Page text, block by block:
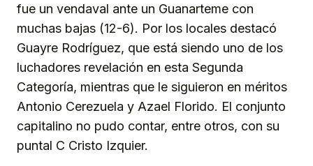
fue un vendaval ante un Guanarteme con
muchas bajas (12-6). Por los locales destacó
Guayre Rodríguez, que está siendo uno de los
luchadores revelación en esta Segunda
Categoría, mientras que le siguieron en méritos
Antonio Cerezuela y Azael Florido. El conjunto
capitalino no pudo contar, entre otros, con su
puntal C Cristo Izquier.